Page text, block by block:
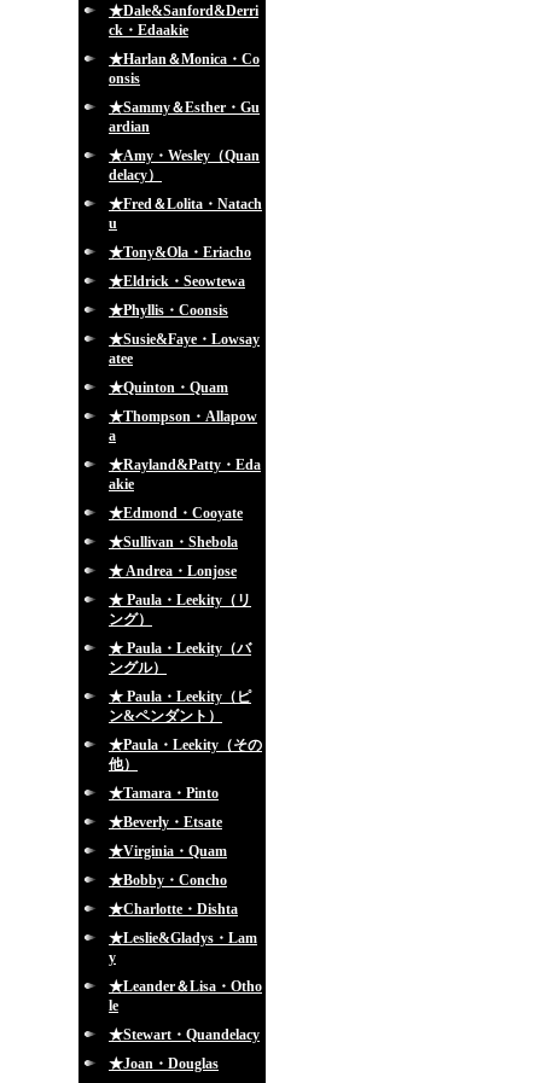
★Dale&Sanford&Derri
ck・Edaakie
★Harlan＆Monica・Co
onsis
★Sammy＆Esther・Gu
ardian
★Amy・Wesley（Quan
delacy）
★Fred＆Lolita・Natach
u
★Tony&Ola・Eriacho
★Eldrick・Seowtewa
★Phyllis・Coonsis
★Susie&Faye・Lowsay
atee
★Quinton・Quam
★Thompson・Allapow
a
★Rayland&Patty・Eda
akie
★Edmond・Cooyate
★Sullivan・Shebola
★ Andrea・Lonjose
★ Paula・Leekity（リ
ング）
★ Paula・Leekity（バ
ングル）
★ Paula・Leekity（ピ
ン&ペンダント）
★Paula・Leekity（その
他）
★Tamara・Pinto
★Beverly・Etsate
★Virginia・Quam
★Bobby・Concho
★Charlotte・Dishta
★Leslie&Gladys・Lam
y
★Leander＆Lisa・Otho
le
★Stewart・Quandelacy
★Joan・Douglas